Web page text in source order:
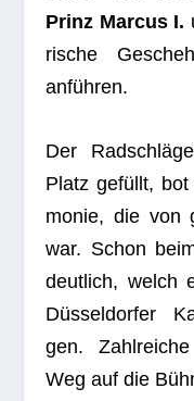
Prinz Mar­cus I.
ri­sche
anführen.
Der
Platz gefüllt,
mo­nie, die von
war. Schon
deut­lich, welch
Düs­sel­dor­fer
gen.
Weg auf die